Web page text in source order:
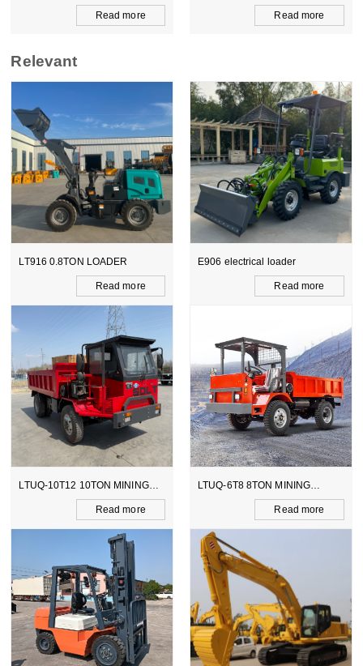
Read more
SCOOPTRAM
Read more
Relevant
E906 electrical loader
WZ15-10 CE BACKHOE
LOADER
LTUQ-6T8 8TON MINING
DUMPER
LTCY-3.0E 6TON
SCOOPTRAM